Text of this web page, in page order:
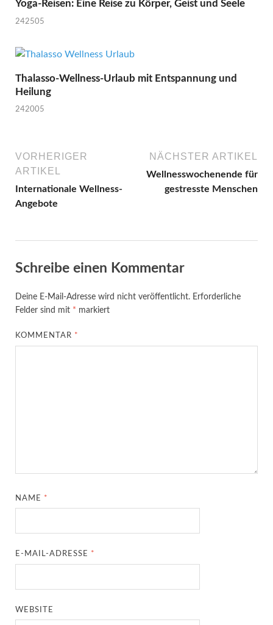
Yoga-Reisen: Eine Reise zu Körper, Geist und Seele
242505
Thalasso-Wellness-Urlaub mit Entspannung und
Heilung
242005
VORHERIGER
ARTIKEL
Internationale Wellness-
Angebote
NÄCHSTER ARTIKEL
Wellnesswochenende für
gestresste Menschen
Schreibe einen Kommentar
Deine E-Mail-Adresse wird nicht veröffentlicht. Erforderliche
Felder sind mit * markiert
KOMMENTAR *
NAME *
E-MAIL-ADRESSE *
WEBSITE